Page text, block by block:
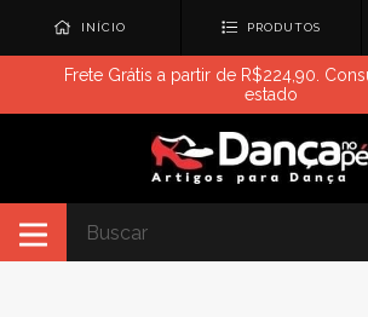
INÍCIO PRODUTOS
Frete Grátis a partir de R$224,90.
estado